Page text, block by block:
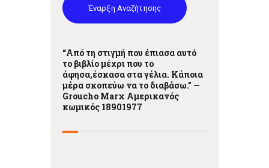
Έναρξη Αναζήτησης
“Από τη στιγμή που έπιασα αυτό
το βιβλίο μέχρι που το
άφησα,έσκασα στα γέλια. Κάποια
μέρα σκοπεύω να το διαβάσω.” —
Grouchο Marx Αμερικανός
κωμικός 18901977